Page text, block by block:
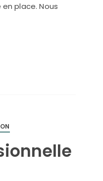
place. Nous